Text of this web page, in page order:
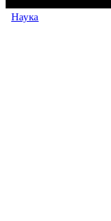
Наука